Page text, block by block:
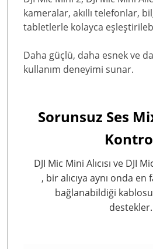
kameralar, akıllı telefonlar,
tabletlerle kolayca
Daha güçlü, daha esnek ve
kullanım deneyimi sunar.
Sorunsuz Ses
DJI Mic Mini Alıcısı ve DJI
, bir alıcıya aynı onda
bağlanabildiği
destekler.